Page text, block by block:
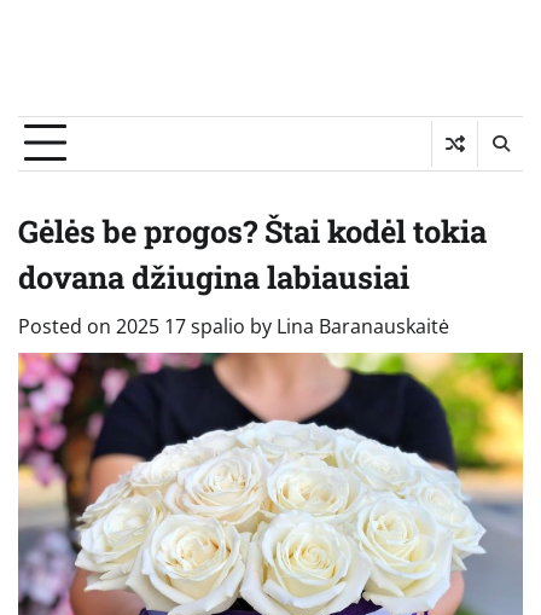
Gėlės be progos? Štai kodėl tokia
dovana džiugina labiausiai
Posted on 2025 17 spalio by Lina Baranauskaitė